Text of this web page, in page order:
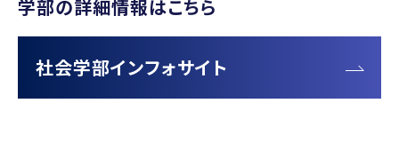
藤島 喜嗣 教
授
Fujishima
社会心理学/社会的認知/社
学部の詳細情報はこちら
社会学部インフォサイト